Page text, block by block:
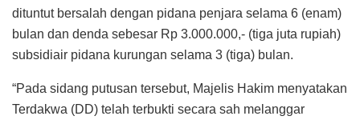
dituntut bersalah dengan pidana penjara selama 6 (enam)
bulan dan denda sebesar Rp 3.000.000,- (tiga juta rupiah)
subsidiair pidana kurungan selama 3 (tiga) bulan.
“Pada sidang putusan tersebut, Majelis Hakim menyatakan
Terdakwa (DD) telah terbukti secara sah melanggar